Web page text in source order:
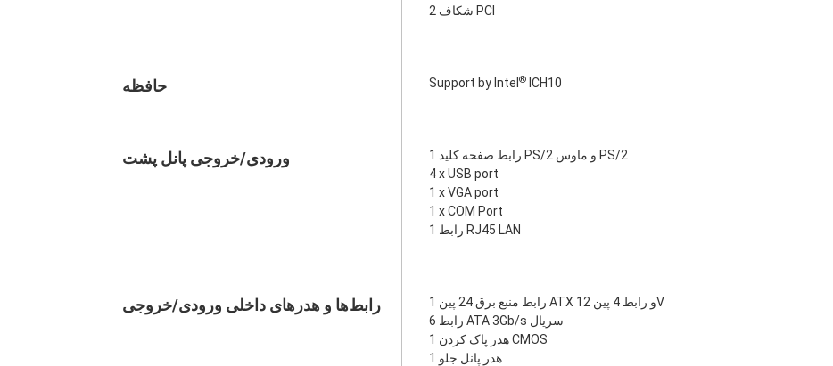
2 شکاف PCI
حافظه Support by Intel ® ICH10
ورودی/خروجی پانل پشت
1 رابط صفحه کلید PS/2 و ماوس PS/2
4 x USB port
1 x VGA port
1 x COM Port
1 رابط RJ45 LAN
رابط‌ها و هدرهای داخلی ورودی/خروجی
1 رابط منبع برق 24 پین ATX و رابط 4 پین 12V
6 رابط ATA 3Gb/s سریال
1 هدر پاک کردن CMOS
1 هدر پانل جلو